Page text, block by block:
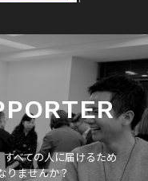
べての人に届けるため
りませんか？